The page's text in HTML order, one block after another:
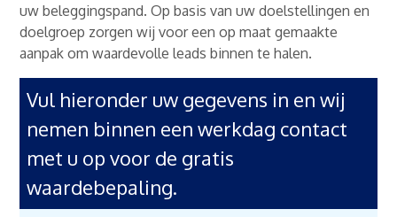
uw beleggingspand. Op basis van uw doelstellingen en
doelgroep zorgen wij voor een op maat gemaakte
aanpak om waardevolle leads binnen te halen.
Vul hieronder uw gegevens in en wij
nemen binnen een werkdag contact
met u op voor de gratis
waardebepaling.